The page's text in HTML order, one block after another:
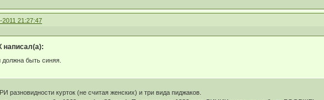
2011 21:27:47
должна быть синяя.
разновидности курток (не считая женских) и три вида пиджаков.